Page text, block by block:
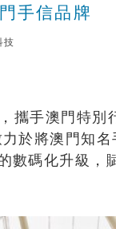
手信品牌
技
攜手澳門特別
於將澳門知
數碼化升級，